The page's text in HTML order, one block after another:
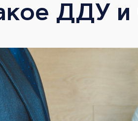
ЖК Дуэт
Горизонт
ДДУ и